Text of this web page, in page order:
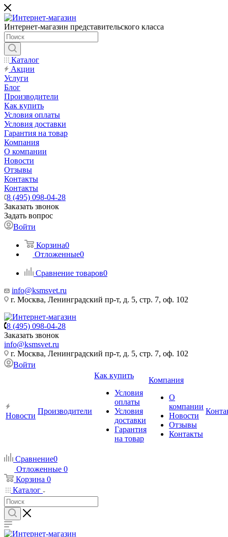
Интернет-магазин представительского класса
Каталог
Акции
Услуги
Блог
Производители
Как купить
Условия оплаты
Условия доставки
Гарантия на товар
Компания
О компании
Новости
Отзывы
Контакты
Контакты
8 (495) 098-04-28
Заказать звонок
Задать вопрос
Войти
Корзина0
Отложенные0
Сравнение товаров0
info@ksmsvet.ru
г. Москва, Ленинградский пр-т, д. 5, стр. 7, оф. 102
8 (495) 098-04-28
Заказать звонок
info@ksmsvet.ru
г. Москва, Ленинградский пр-т, д. 5, стр. 7, оф. 102
Войти
Новости
Производители
Как купить
Условия
оплаты
Условия
доставки
Гарантия
на товар
Компания
О
компании
Новости
Отзывы
Контакты
Сравнение0
Отложенные 0
Корзина 0
Каталог